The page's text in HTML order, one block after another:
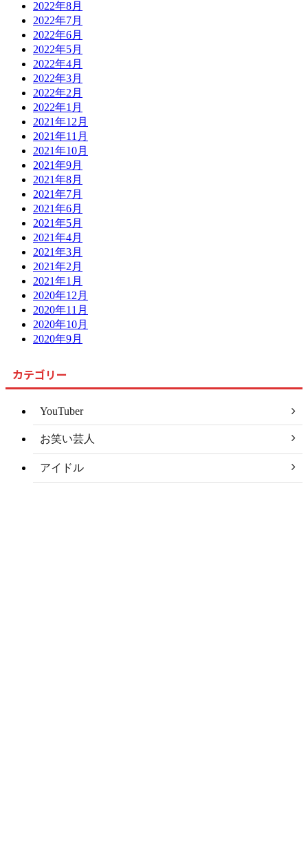
2022年8月
2022年7月
2022年6月
2022年5月
2022年4月
2022年3月
2022年2月
2022年1月
2021年12月
2021年11月
2021年10月
2021年9月
2021年8月
2021年7月
2021年6月
2021年5月
2021年4月
2021年3月
2021年2月
2021年1月
2020年12月
2020年11月
2020年10月
2020年9月
カテゴリー
YouTuber
お笑い芸人
アイドル